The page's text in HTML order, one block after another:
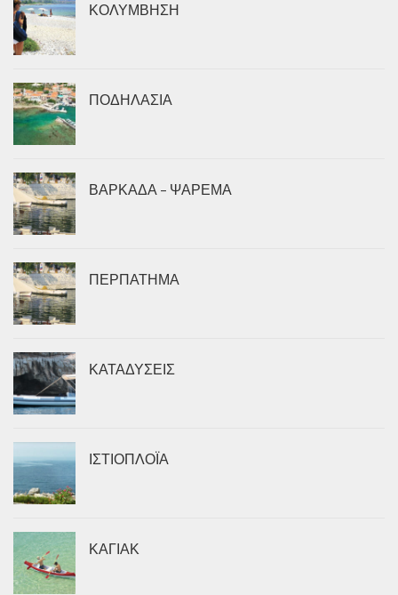
ΚΟΛΥΜΒΗΣΗ
ΠΟΔΗΛΑΣΙΑ
ΒΑΡΚΑΔΑ – ΨΑΡΕΜΑ
ΠΕΡΠΑΤΗΜΑ
ΚΑΤΑΔΥΣΕΙΣ
ΙΣΤΙΟΠΛΟΪΑ
ΚΑΓΙΑΚ